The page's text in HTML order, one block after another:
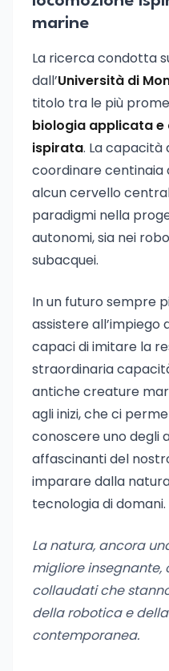
marine
La ricerca condotta
dall’Università di
titolo tra le più
biologia applicata
ispirata. La capacità
coordinare centinaia
alcun cervello
paradigmi nella
autonomi, sia nei
subacquei.
In un futuro sempre
assistere
capaci di imitare la
straordinaria
antiche creature
agli inizi, che ci
conoscere uno degli
affascinanti del
imparare dalla
tecnologia di domani.
La natura, ancora
migliore insegnante,
collaudati che
della robotica e
contemporanea.